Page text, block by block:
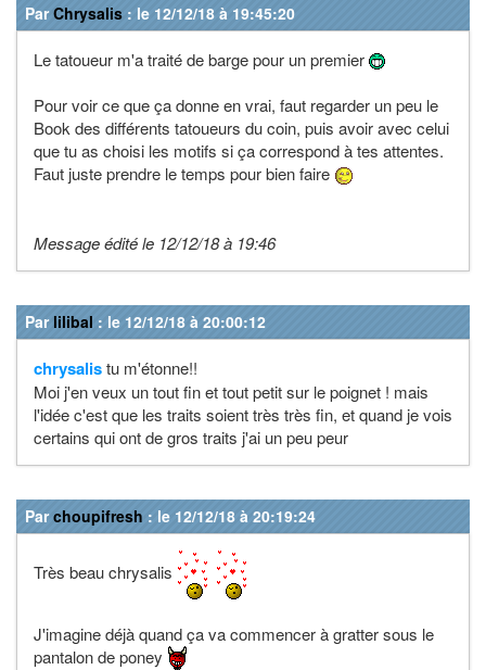
ParChrysalis : le 12/12/18 à 19:45:20
Le tatoueur m'a traité de barge pour un premier
Pour voir ce que ça donne en vrai, faut regarder un peu le
Book des différents tatoueurs du coin, puis avoir avec celui
que tu as choisi les motifs si ça correspond à tes attentes.
Faut juste prendre le temps pour bien faire
Message édité le 12/12/18 à 19:46
Par lilibal : le 12/12/18 à 20:00:12
chrysalistu m'étonne!!
Moi j'en veux un tout fin et tout petit sur le poignet ! mais
l'idée c'est que les traits soient très très fin, et quand je vois
certains qui ont de gros traits j'ai un peu peur
Parchoupifresh : le 12/12/18 à 20:19:24
Très beau chrysalis
J'imagine déjà quand ça va commencer à gratter sous le
pantalon de poney